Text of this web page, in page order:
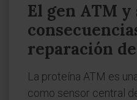
El gen ATM y
reparación
La proteína ATM es
como sensor central